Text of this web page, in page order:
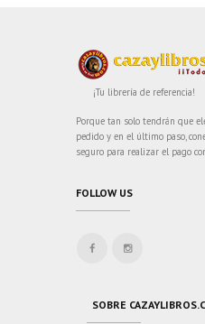
¡Tu librería de referencia!
Porque tan solo tendrán que
pedido y en el último paso,
seguro para realizar el pago
FOLLOW US
SOBRE